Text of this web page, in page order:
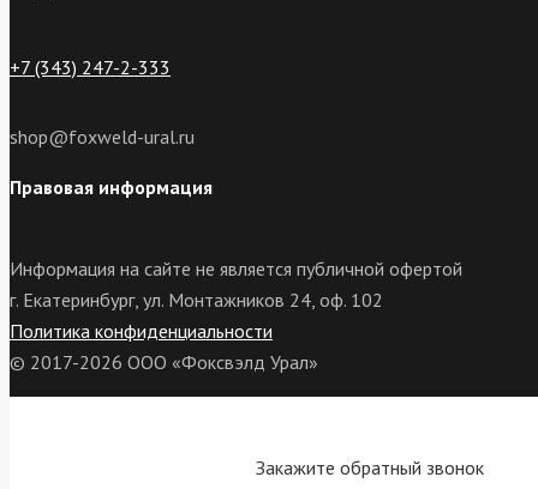
+7 (343) 247-2-333
shop@foxweld-ural.ru
Правовая информация
Информация на сайте не является публичной офертой
г. Екатеринбург, ул. Монтажников 24, оф. 102
Политика конфиденциальности
© 2017-2026 ООО «Фоксвэлд Урал»
Закажите обратный звонок